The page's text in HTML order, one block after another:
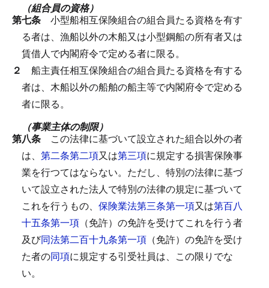
（組合員の資格）
第七条 小型船相互保険組合の組合員たる資格を有す
る者は、漁船以外の木船又は小型鋼船の所有者又は
賃借人で内閣府令で定める者に限る。
２ 船主責任相互保険組合の組合員たる資格を有する
者は、木船以外の船舶の船主等で内閣府令で定める
者に限る。
（事業主体の制限）
第八条 この法律に基づいて設立された組合以外の者
は、 第二条第二項又は第三項に規定する損害保険事
業を行つてはならない。 ただし、特別の法律に基づ
いて設立された法人で特別の法律の規定に基づいて
これを行うもの、 保険業法第三条第一項又は第百八
十五条第一項 （免許）の免許を受けてこれを行う者
及び同法第二百十九条第一項 （免許）の免許を受け
た者の同項に規定する引受社員は、この限りでな
い。